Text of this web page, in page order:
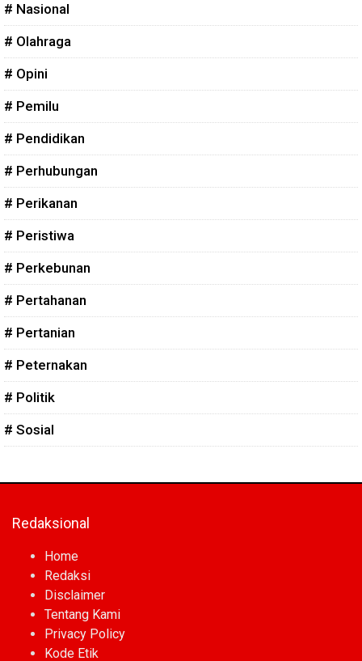
# Nasional
# Olahraga
# Opini
# Pemilu
# Pendidikan
# Perhubungan
# Perikanan
# Peristiwa
# Perkebunan
# Pertahanan
# Pertanian
# Peternakan
# Politik
# Sosial
Redaksional
Home
Redaksi
Disclaimer
Tentang Kami
Privacy Policy
Kode Etik